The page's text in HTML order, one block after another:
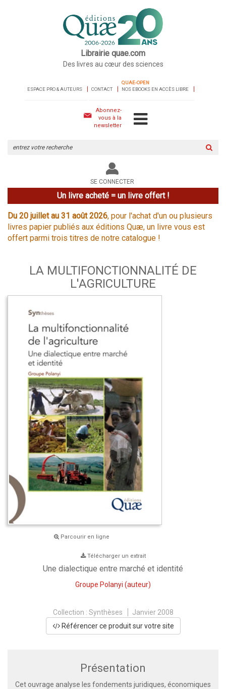
Librairie quae.com
Des livres au cœur des sciences
ESPACE PRO & AUTEURS CONTACT
QUAE-OPEN
NOS EBOOKS EN ACCÈS LIBRE
Abonnez-
vous à la
newsletter
le
site
SE CONNECTER
Un livre acheté = un livre offert !
Du 20 juillet au 31 août 2026, pour l'achat d'un ou plusieurs
livres papier publiés aux éditions Quæ, un livre vous est
offert parmi trois titres de notre catalogue !
LA MULTIFONCTIONNALITÉ DE
L'AGRICULTURE
Parcourir en ligne
Télécharger un extrait
Une dialectique entre marché et identité
Groupe Polanyi (auteur)
Collection : Synthèses
Janvier 2008
Référencer ce produit sur votre site
Présentation
Cet ouvrage analyse les fondements juridiques, économiques